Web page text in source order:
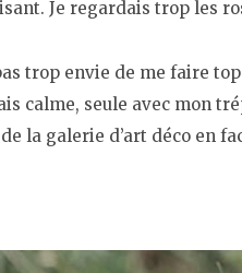
Je regardais trop les
trop envie de me faire
calme, seule avec mon
la galerie d’art déco en